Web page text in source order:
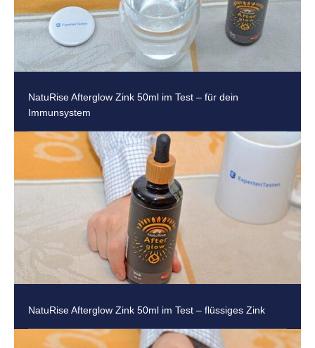
NatuRise Afterglow Zink 50ml im Test – für dein
Immunsystem
NatuRise Afterglow Zink 50ml im Test – flüssiges Zink